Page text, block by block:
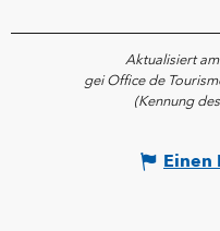
Aktualisiert
gei Office de
(Kennung
Einen